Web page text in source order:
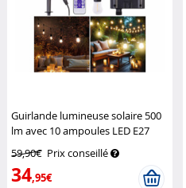
Guirlande lumineuse solaire 500
lm avec 10 ampoules LED E27
59,90€ Prix conseillé
34,95€